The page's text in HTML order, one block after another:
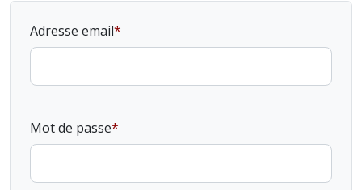
Adresse email
Mot de passe